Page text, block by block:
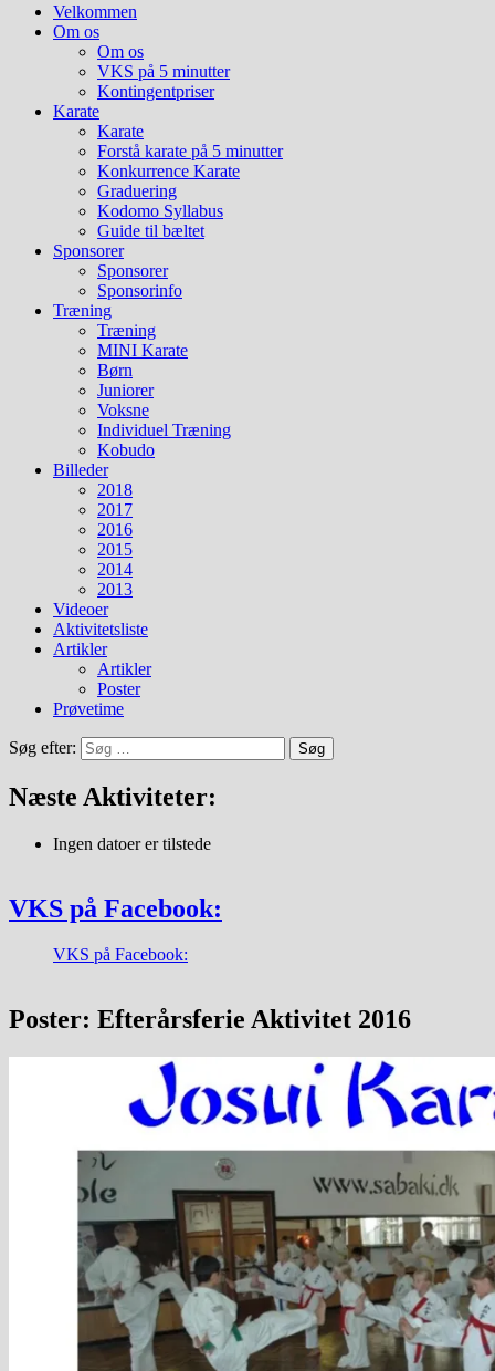
Velkommen
Om os
Om os
VKS på 5 minutter
Kontingentpriser
Karate
Karate
Forstå karate på 5 minutter
Konkurrence Karate
Graduering
Kodomo Syllabus
Guide til bæltet
Sponsorer
Sponsorer
Sponsorinfo
Træning
Træning
MINI Karate
Børn
Juniorer
Voksne
Individuel Træning
Kobudo
Billeder
2018
2017
2016
2015
2014
2013
Videoer
Aktivitetsliste
Artikler
Artikler
Poster
Prøvetime
Søg efter:
Næste Aktiviteter:
Ingen datoer er tilstede
VKS på Facebook:
VKS på Facebook:
Poster: Efterårsferie Aktivitet 2016